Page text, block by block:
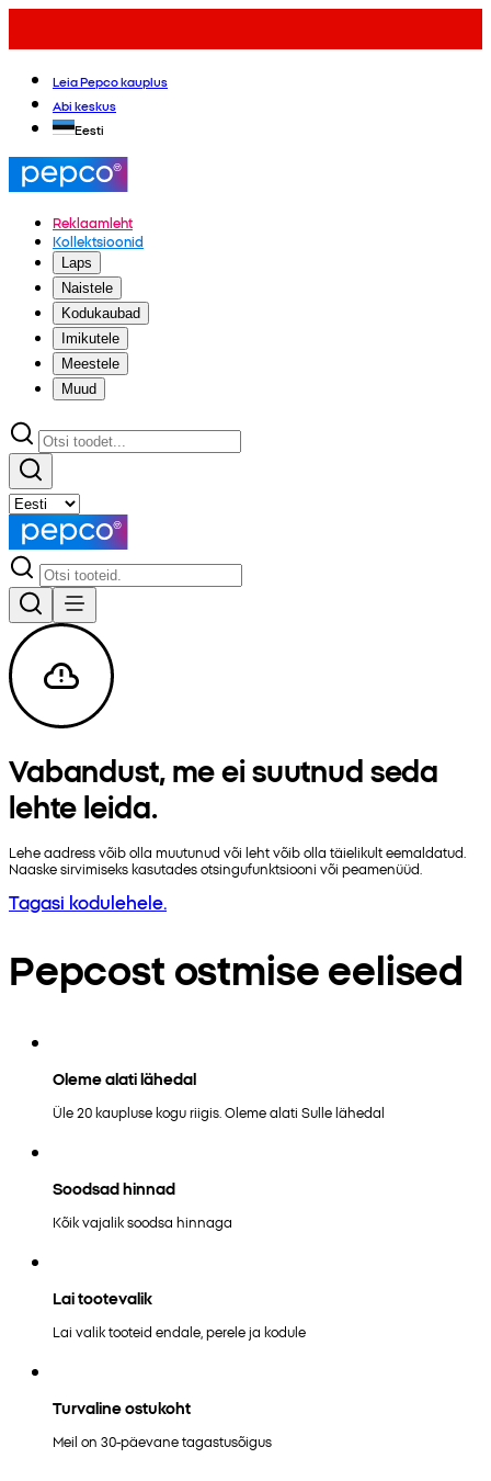
Leia Pepco kauplus
Abi keskus
Eesti
Reklaamleht
Kollektsioonid
Laps
Naistele
Kodukaubad
Imikutele
Meestele
Muud
Vabandust, me ei suutnud seda
lehte leida.
Lehe aadress võib olla muutunud või leht võib olla täielikult eemaldatud.
Naaske sirvimiseks kasutades otsingufunktsiooni või peamenüüd.
Tagasi kodulehele.
Pepcost ostmise eelised
Oleme alati lähedal
Üle 20 kaupluse kogu riigis. Oleme alati Sulle lähedal
Soodsad hinnad
Kõik vajalik soodsa hinnaga
Lai tootevalik
Lai valik tooteid endale, perele ja kodule
Turvaline ostukoht
Meil on 30-päevane tagastusõigus